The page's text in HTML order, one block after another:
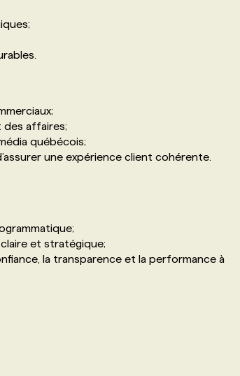
des affaires;
québécois;
une expérience client cohérente.
et stratégique;
la transparence et la performance à